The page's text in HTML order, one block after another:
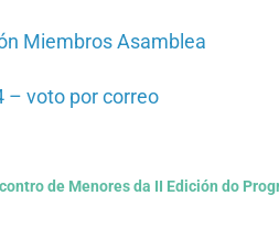
Miembros Asamblea
– voto por correo
de Menores da II Edición do